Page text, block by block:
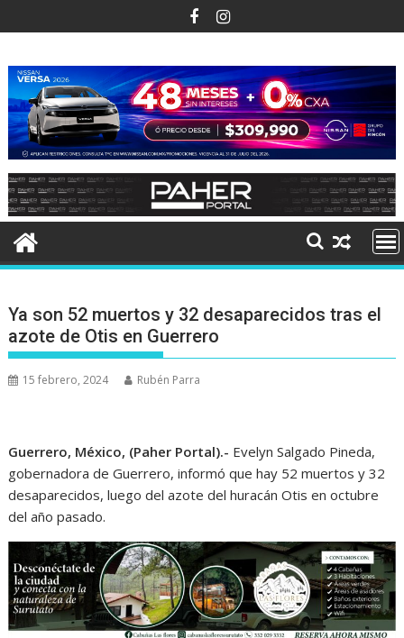
al
Ya son 52 muertos y 32 desaparecidos tras el
azote de Otis en Guerrero
15 febrero, 2024 Rubén Parra
Guerrero, México, (Paher Portal).- Evelyn Salgado Pineda,
gobernadora de Guerrero, informó que hay 52 muertos y 32
desaparecidos, luego del azote del huracán Otis en octubre
del año pasado.